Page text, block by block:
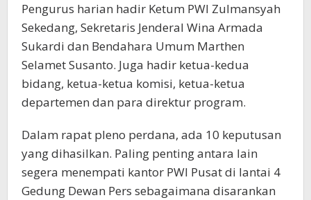
Pengurus harian hadir Ketum PWI Zulmansyah
Sekedang, Sekretaris Jenderal Wina Armada
Sukardi dan Bendahara Umum Marthen
Selamet Susanto. Juga hadir ketua-kedua
bidang, ketua-ketua komisi, ketua-ketua
departemen dan para direktur program.
Dalam rapat pleno perdana, ada 10 keputusan
yang dihasilkan. Paling penting antara lain
segera menempati kantor PWI Pusat di lantai 4
Gedung Dewan Pers sebagaimana disarankan